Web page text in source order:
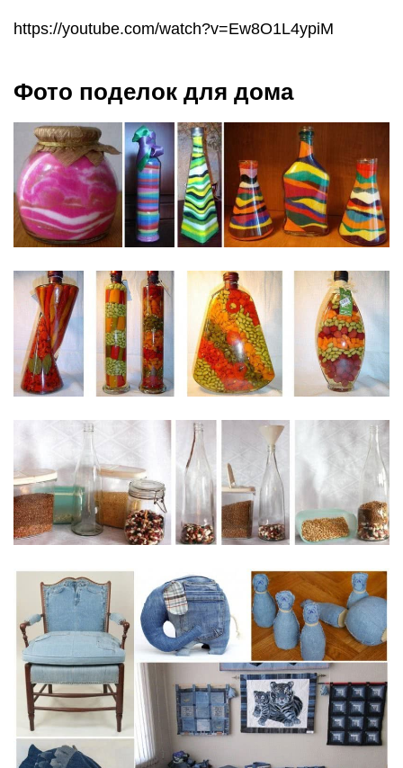
https://youtube.com/watch?v=Ew8O1L4ypiM
Фото поделок для дома